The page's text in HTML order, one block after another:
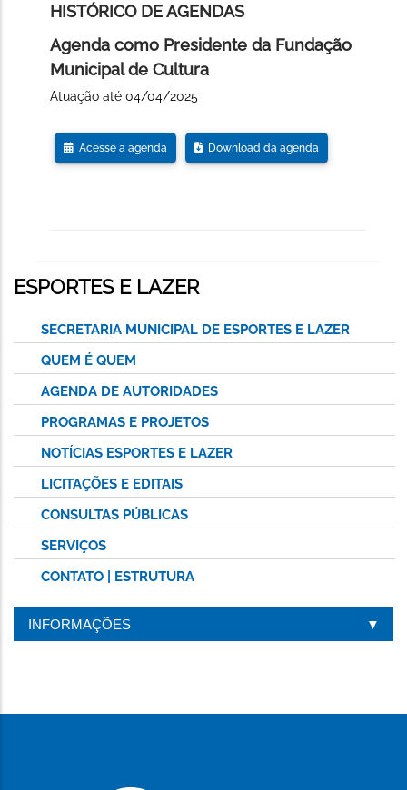
HISTÓRICO DE AGENDAS
Agenda como Presidente da Fundação
Municipal de Cultura
Atuação até 04/04/2025
Acesse a agenda Download da agenda
ESPORTES E LAZER
SECRETARIA MUNICIPAL DE ESPORTES E LAZER
QUEM É QUEM
AGENDA DE AUTORIDADES
PROGRAMAS E PROJETOS
NOTÍCIAS ESPORTES E LAZER
LICITAÇÕES E EDITAIS
CONSULTAS PÚBLICAS
SERVIÇOS
CONTATO | ESTRUTURA
INFORMAÇÕES